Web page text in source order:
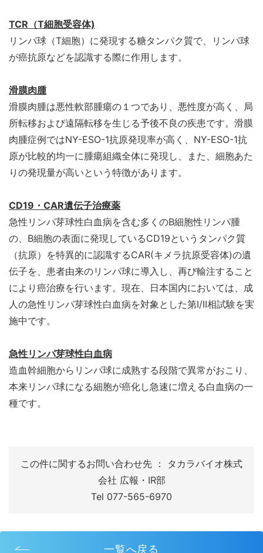
TCR （T細胞受容体)
リンパ球（T細胞）に発現する糖タンパク質で、リンパ球
が癌抗原などを認識する際に作用します。
滑膜肉腫
滑膜肉腫は悪性軟部腫瘍の１つであり、悪性度が高く、局
所転移および遠隔転移を生じる予後不良の疾患です。滑膜
肉腫症例ではNY-ESO-1抗原発現率が高く、NY-ESO-1抗
原が比較的均一に腫瘍組織全体に発現し、また、細胞あた
りの発現量が高いという特徴があります。
CD19 ・CAR遺伝子治療薬
急性リンパ芽球性白血病を含む多くのB細胞性リンパ腫
の、B細胞の表面に発現しているCD19というタンパク質
（抗原）を特異的に認識するCAR(キメラ抗原受容体)の遺
伝子を、患者由来のリンパ球に導入し、再び輸注すること
により癌治療を行います。現在、日本国内においては、成
人の急性リンパ芽球性白血病を対象とした第I/II相試験を実
施中です。
急性リンパ芽球性白血病
造血幹細胞からリンパ球に成熟する段階で異常がおこり、
本来リンパ球になる細胞が癌化し急速に増える白血病の一
種です。
この件に関するお問い合わせ先 ： タカラバイオ株式
会社 広報・IR部
Tel 077-565-6970
一覧へ戻る